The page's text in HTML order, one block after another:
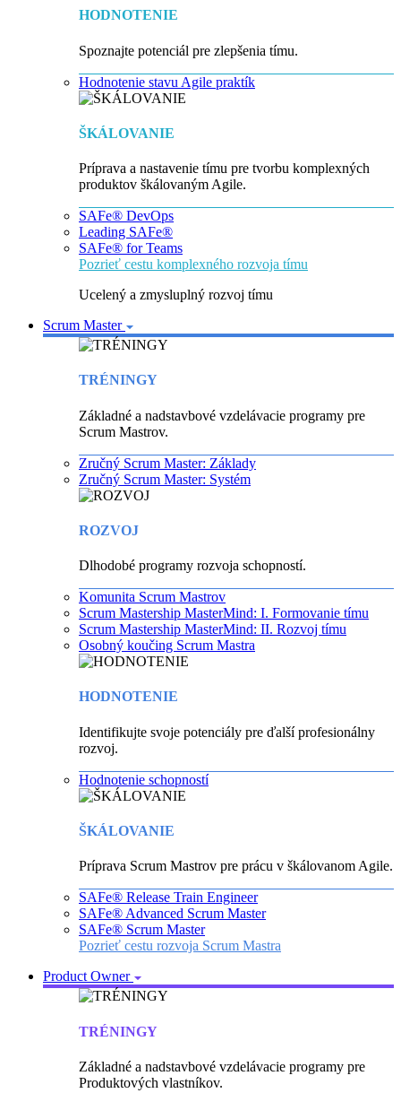
HODNOTENIE
Spoznajte potenciál pre zlepšenia tímu.
Hodnotenie stavu Agile praktík
ŠKÁLOVANIE
Príprava a nastavenie tímu pre tvorbu komplexných
produktov škálovaným Agile.
SAFe® DevOps
Leading SAFe®
SAFe® for Teams
Pozrieť cestu komplexného rozvoja tímu
Ucelený a zmysluplný rozvoj tímu
Scrum Master
TRÉNINGY
Základné a nadstavbové vzdelávacie programy pre
Scrum Mastrov.
Zručný Scrum Master: Základy
Zručný Scrum Master: Systém
ROZVOJ
Dlhodobé programy rozvoja schopností.
Komunita Scrum Mastrov
Scrum Mastership MasterMind: I. Formovanie tímu
Scrum Mastership MasterMind: II. Rozvoj tímu
Osobný koučing Scrum Mastra
HODNOTENIE
Identifikujte svoje potenciály pre ďalší profesionálny
rozvoj.
Hodnotenie schopností
ŠKÁLOVANIE
Príprava Scrum Mastrov pre prácu v škálovanom Agile.
SAFe® Release Train Engineer
SAFe® Advanced Scrum Master
SAFe® Scrum Master
Pozrieť cestu rozvoja Scrum Mastra
Product Owner
TRÉNINGY
Základné a nadstavbové vzdelávacie programy pre
Produktových vlastníkov.